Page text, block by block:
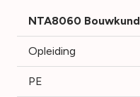
NTA8060
Opleiding
PE